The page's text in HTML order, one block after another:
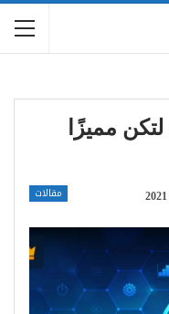
مميزًا
مقالات